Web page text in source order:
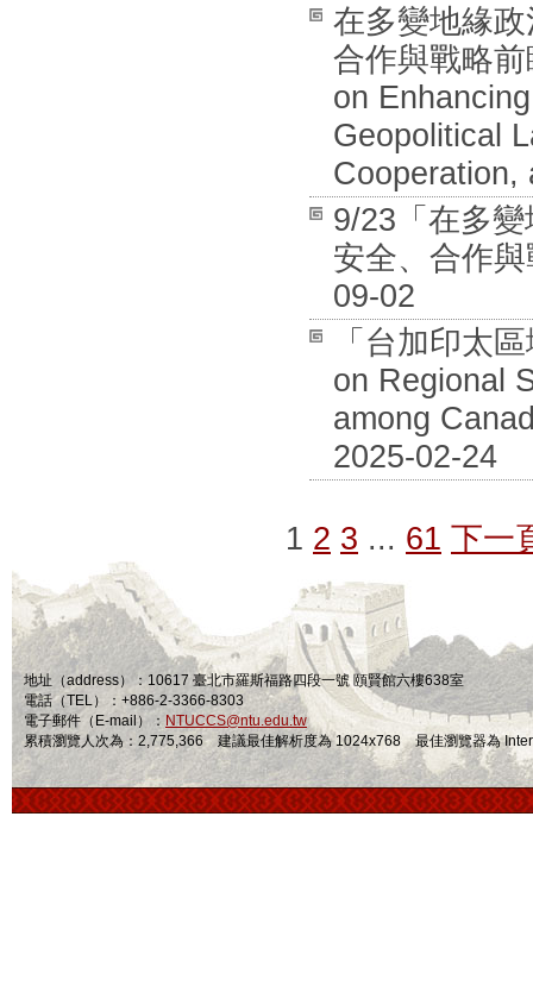
在多變地緣
合作與戰略
on
Geopolitical
Cooperation,
9/23「在多
安全、合作
09-02
「台加印太
on Regional
among
2025-02-24
1 2 3 ... 61 下一
地址（address）：10617 臺北市羅斯福路四段一號 頤賢館六樓638室
電話（TEL）：+886-2-3366-8303
電子郵件（E-mail）： NTUCCS@ntu.edu.tw
累積瀏覽人次為：2,775,366 建議最佳解析度為 1024x768 最佳瀏覽器為